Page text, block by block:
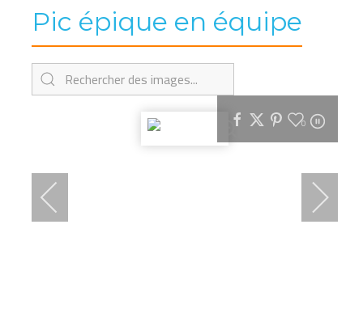
Pic épique en équipe
0